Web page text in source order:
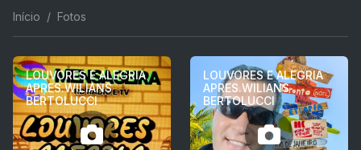
Início Fotos
LOUVORES E ALEGRIA
APRES.WILIANS
BERTOLUCCI
LOUVORES E ALEGRIA
APRES.WILIANS
BERTOLUCCI